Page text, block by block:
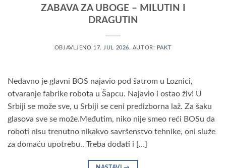
ZABAVA ZA UBOGE – MILUTIN I
DRAGUTIN
OBJAVLJENO 17. JUL 2026. AUTOR: PAKT
Nedavno je glavni BOS najavio pod šatrom u Loznici,
otvaranje fabrike robota u Šapcu. Najavio i ostao živ! U
Srbiji se može sve, u Srbiji se ceni predizborna laž. Za šaku
glasova sve se može.Međutim, niko nije smeo reći BOSu da
roboti nisu trenutno nikakvo savršenstvo tehnike, oni služe
za domaću upotrebu.. Treba dodati i […]